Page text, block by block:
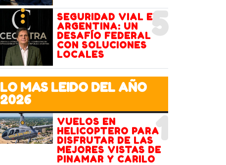
5
SEGURIDAD VIAL EN
ARGENTINA: UN
DESAFÍO FEDERAL
CON SOLUCIONES
LOCALES
LO MAS LEIDO DEL AÑO
2026
1
VUELOS EN
HELICOPTERO PARA
DISFRUTAR DE LAS
MEJORES VISTAS DE
PINAMAR Y CARILO